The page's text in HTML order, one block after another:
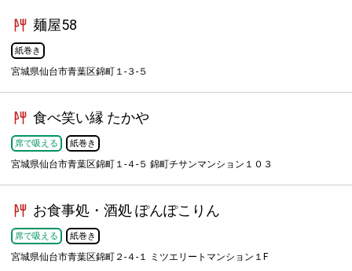
麺屋58
紙巻き
宮城県仙台市青葉区錦町１-３-５
食べ笑い縁 たかや
席で吸える 紙巻き
宮城県仙台市青葉区錦町１-４-５ 錦町チサンマンション１０３
お食事処・酒処 ぽんぽこりん
席で吸える 紙巻き
宮城県仙台市青葉区錦町２-４-１ ミツエリートマンション１F